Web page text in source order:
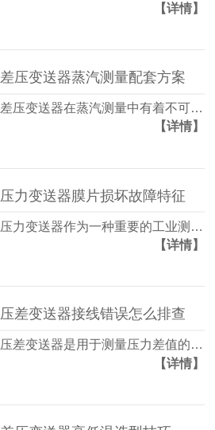
【详情】
差压变送器蒸汽测量配套方案
差压变送器在蒸汽测量中有着不可…
【详情】
压力变送器膜片损坏故障特征
压力变送器作为一种重要的工业测…
【详情】
压差变送器接线错误怎么排查
压差变送器是用于测量压力差值的…
【详情】